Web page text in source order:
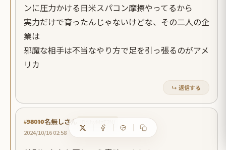
ンに圧力かける日米スパコン摩擦やってるから
実力だけで育ったんじゃないけどな、その二人の企
業は
邪魔な相手は不当なやり方で足を引っ張るのがアメ
リカ
↳ 返信する
#98010名無しさん
2024/10/16 02:58